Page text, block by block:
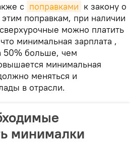
с поправками к закону о
поправкам, при наличии
можно платить
минимальная зарплата ,
50% больше, чем
минимальная
меняться и
в отрасли.
минималки